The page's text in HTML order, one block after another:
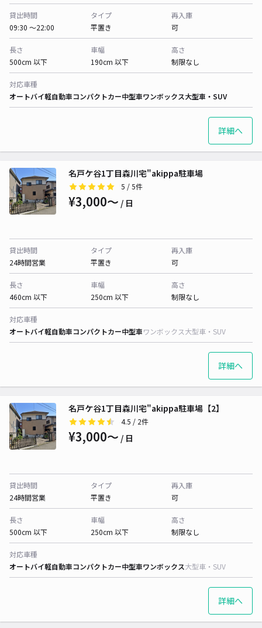
貸出時間
09:30 〜22:00
タイプ
平置き
再入庫
可
長さ
500cm 以下
車幅
190cm 以下
高さ
制限なし
対応車種
オートバイ軽自動車コンパクトカー中型車ワンボックス大型車・SUV
詳細へ
名戸ケ谷1丁目森川宅"akippa駐車場
5 / 5件
¥3,000〜 / 日
貸出時間
24時間営業
タイプ
平置き
再入庫
可
長さ
460cm 以下
車幅
250cm 以下
高さ
制限なし
対応車種
オートバイ軽自動車コンパクトカー中型車ワンボックス大型車・SUV
詳細へ
名戸ケ谷1丁目森川宅"akippa駐車場【2】
4.5 / 2件
¥3,000〜 / 日
貸出時間
24時間営業
タイプ
平置き
再入庫
可
長さ
500cm 以下
車幅
250cm 以下
高さ
制限なし
対応車種
オートバイ軽自動車コンパクトカー中型車ワンボックス大型車・SUV
詳細へ